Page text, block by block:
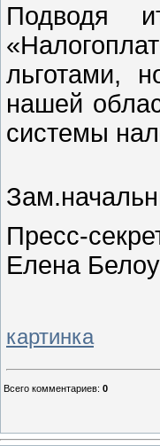
Подводя
льготами,
нашей
системы
Пресс-
Елена
картинка
Всего комментариев: 0